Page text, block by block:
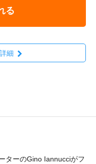
る
細
ターのGino Iannucciがフ